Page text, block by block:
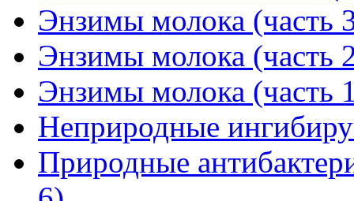
Энзимы молока (часть
Энзимы молока (часть
Энзимы молока (часть
Неприродные
Природные